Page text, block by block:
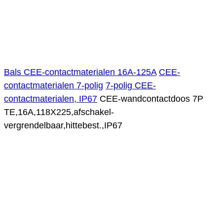
Bals CEE-contactmaterialen 16A-125A CEE-
contactmaterialen 7-polig 7-polig CEE-
contactmaterialen, IP67 CEE-wandcontactdoos 7P
TE,16A,118X225,afschakel-
vergrendelbaar,hittebest.,IP67